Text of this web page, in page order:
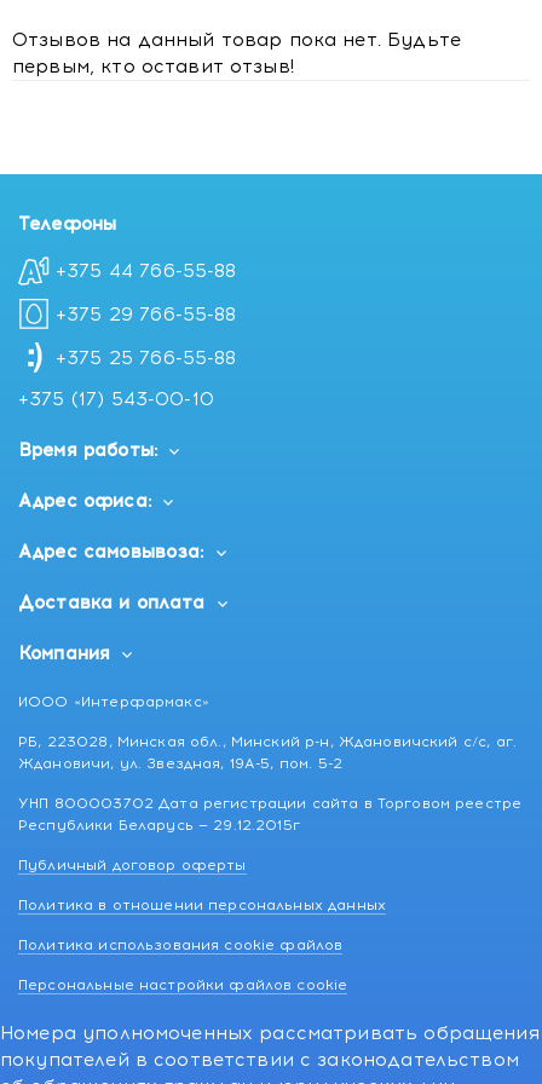
Отзывов на данный товар пока нет. Будьте
первым, кто оставит отзыв!
Телефоны
+375 44 766-55-88
+375 29 766-55-88
+375 25 766-55-88
+375 (17) 543-00-10
Время работы:
Адрес офиса:
Адрес самовывоза:
Доставка и оплата
Компания
ИООО «Интерфармакс»
РБ, 223028, Минская обл., Минский р-н, Ждановичский с/с, аг.
Ждановичи, ул. Звездная, 19А-5, пом. 5-2
УНП 800003702 Дата регистрации сайта в Торговом реестре
Республики Беларусь — 29.12.2015г
Публичный договор оферты
Политика в отношении персональных данных
Политика использования cookie файлов
Персональные настройки файлов cookie
Номера уполномоченных рассматривать обращения
покупателей в соответствии с законодательством